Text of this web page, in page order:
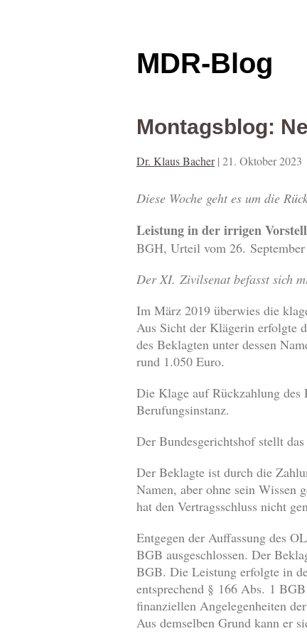
MDR-Blog
Montagsblog:
Dr. Klaus Bacher | 21. Oktober 2023
Diese Woche geht es um die
Leistung in der irrigen
BGH, Urteil vom 26.
Der XI. Zivilsenat befasst sich
Im März 2019 überwies die
Aus Sicht der Klägerin erfolgte
des Beklagten unter dessen
rund 1.050 Euro.
Die Klage auf Rückzahlung des
Berufungsinstanz.
Der Bundesgerichtshof stellt
Der Beklagte ist durch die
Namen, aber ohne sein Wissen
hat den Vertragsschluss nicht
Entgegen der Auffassung des
BGB ausgeschlossen. Der
BGB. Die Leistung erfolgte in
entsprechend § 166 Abs. 1
finanziellen Angelegenheiten
Aus demselben Grund kann er